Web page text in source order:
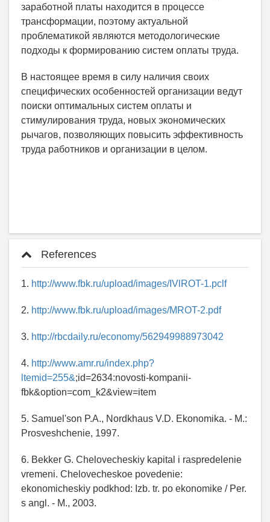
заработной платы находится в процессе
трансформации, поэтому актуальной
проблематикой являются методологические
подходы к формированию систем оплаты труда.
В настоящее время в силу наличия своих
специфических особенностей организации ведут
поиски оптимальных систем оплаты и
стимулирования труда, новых экономических
рычагов, позволяющих повысить эффективность
труда работников и организации в целом.
References
1. http://www.fbk.ru/upload/images/IVlROT-1.pclf
2. http://www.fbk.ru/upload/images/MROT-2.pdf
3. http://rbcdaily.ru/economy/562949988973042
4. http://www.amr.ru/index.php?
ltemid=255&;id=2634:novosti-kompanii-
fbk&option=com_k2&view=item
5. Samuel'son P.A., Nordkhaus V.D. Ekonomika. - M.:
Prosveshchenie, 1997.
6. Bekker G. Chelovecheskiy kapital i raspredelenie
vremeni. Chelovecheskoe povedenie:
ekonomicheskiy podkhod: Izb. tr. po ekonomike / Per.
s angl. - M., 2003.